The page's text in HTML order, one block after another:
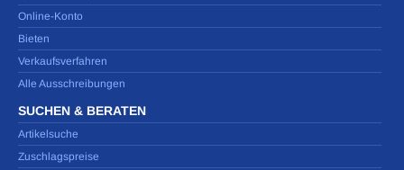
Online-Konto
Bieten
Verkaufsverfahren
Alle Ausschreibungen
SUCHEN & BERATEN
Artikelsuche
Zuschlagspreise